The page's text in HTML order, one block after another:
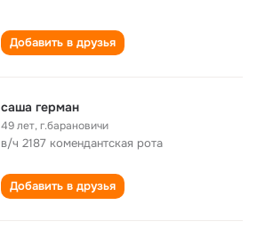
Добавить в друзья
саша герман
49 лет,г.барановичи
в/ч 2187 комендантская рота
Добавить в друзья